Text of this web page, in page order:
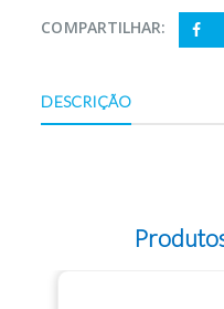
COMPARTILHAR:
DESCRIÇÃO